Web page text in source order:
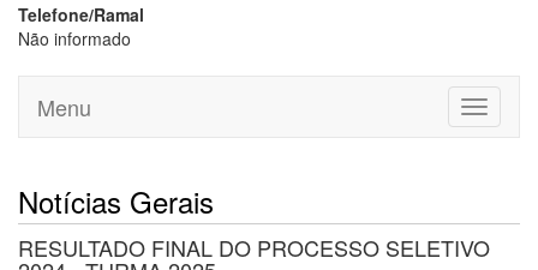
Telefone/Ramal
Não informado
Toggle
Menu
Notícias Gerais
RESULTADO FINAL DO PROCESSO SELETIVO